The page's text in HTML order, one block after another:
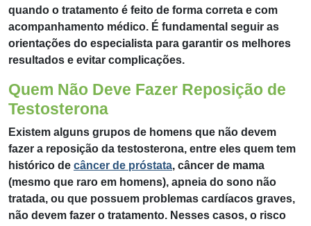
quando o tratamento é feito de forma correta e com
acompanhamento médico. É fundamental seguir as
orientações do especialista para garantir os melhores
resultados e evitar complicações.
Quem Não Deve Fazer Reposição de
Testosterona
Existem alguns grupos de homens que não devem
fazer a reposição da testosterona, entre eles quem tem
histórico de câncer de próstata, câncer de mama
(mesmo que raro em homens), apneia do sono não
tratada, ou que possuem problemas cardíacos graves,
não devem fazer o tratamento. Nesses casos, o risco